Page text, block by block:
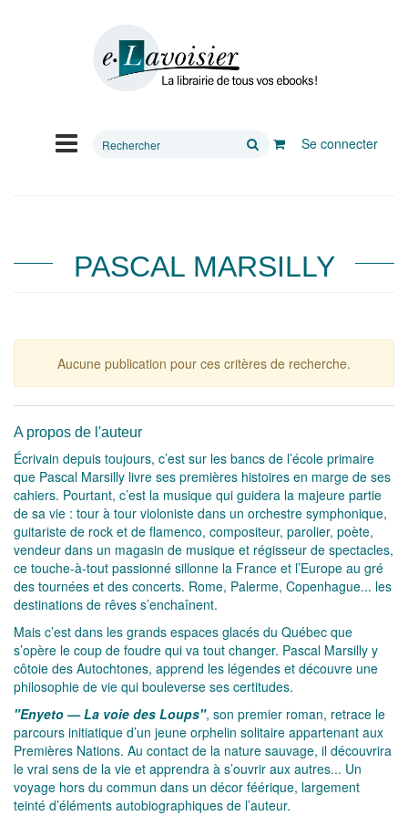
Rechercher
Se connecter
PASCAL MARSILLY
Aucune publication pour ces critères de recherche.
A propos de l'auteur
Écrivain depuis toujours, c’est sur les bancs de l’école primaire
que Pascal Marsilly livre ses premières histoires en marge de ses
cahiers. Pourtant, c’est la musique qui guidera la majeure partie
de sa vie : tour à tour violoniste dans un orchestre symphonique,
guitariste de rock et de flamenco, compositeur, parolier, poète,
vendeur dans un magasin de musique et régisseur de spectacles,
ce touche-à-tout passionné sillonne la France et l’Europe au gré
des tournées et des concerts. Rome, Palerme, Copenhague... les
destinations de rêves s’enchaînent.
Mais c’est dans les grands espaces glacés du Québec que
s’opère le coup de foudre qui va tout changer. Pascal Marsilly y
côtoie des Autochtones, apprend les légendes et découvre une
philosophie de vie qui bouleverse ses certitudes.
"Enyeto — La voie des Loups", son premier roman, retrace le
parcours initiatique d’un jeune orphelin solitaire appartenant aux
Premières Nations. Au contact de la nature sauvage, il découvrira
le vrai sens de la vie et apprendra à s’ouvrir aux autres... Un
voyage hors du commun dans un décor féérique, largement
teinté d’éléments autobiographiques de l’auteur.